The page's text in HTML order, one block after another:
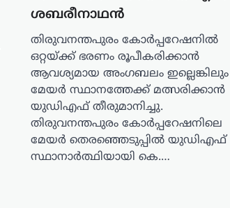
ശബരീനാഥന്‍
തിരുവനന്തപുരം കോർപ്പറേഷനിൽ
ഒറ്റയ്ക്ക് ഭരണം രൂപീകരിക്കാൻ
ആവശ്യമായ അംഗബലം ഇല്ലെങ്കിലും
മേയർ സ്ഥാനത്തേക്ക് മത്സരിക്കാൻ
യുഡിഎഫ് തീരുമാനിച്ചു.
തിരുവനന്തപുരം കോർപ്പറേഷനിലെ
മേയർ തെരഞ്ഞെടുപ്പിൽ യുഡിഎഫ്
സ്ഥാനാർത്ഥിയായി കെ.…